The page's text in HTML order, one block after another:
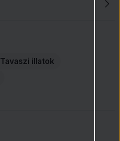
Tavaszi illatok